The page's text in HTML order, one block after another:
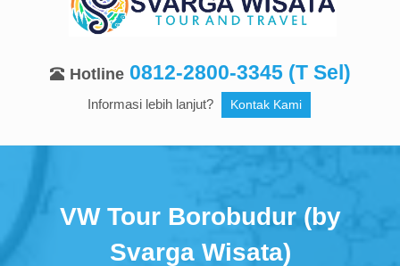
Hotline 0812-2800-3345 (T Sel)
Informasi lebih lanjut? Kontak Kami
VW Tour Borobudur (by
Svarga Wisata)